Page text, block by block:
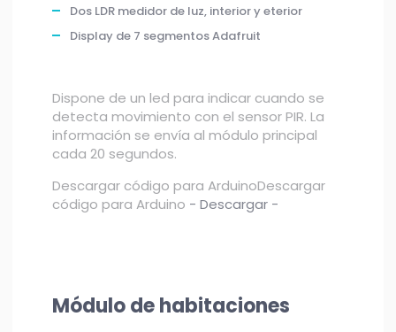
Dos LDR medidor de luz, interior y eterior
Display de 7 segmentos Adafruit
Dispone de un led para indicar cuando se
detecta movimiento con el sensor PIR. La
información se envía al módulo principal
cada 20 segundos.
Descargar código para ArduinoDescargar
código para Arduino - Descargar -
Módulo de habitaciones